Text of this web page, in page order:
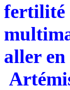
fertilité
aller